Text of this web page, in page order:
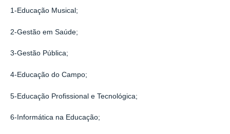
1-Educação Musical;
2-Gestão em Saúde;
3-Gestão Pública;
4-Educação do Campo;
5-Educação Profissional e Tecnológica;
6-Informática na Educação;